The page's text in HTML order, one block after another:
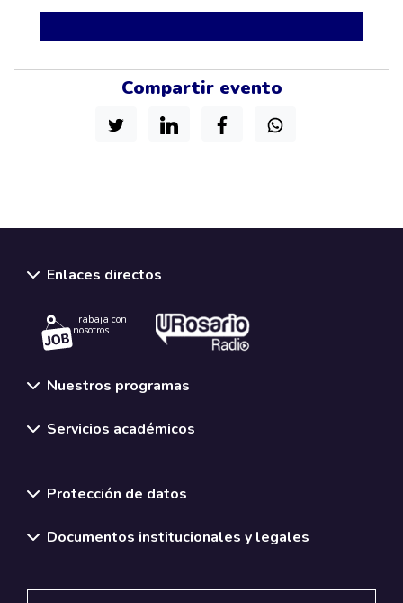
Compartir evento
Enlaces directos
Trabaja con
nosotros.
Nuestros programas
Servicios académicos
Protección de datos
Documentos institucionales y legales